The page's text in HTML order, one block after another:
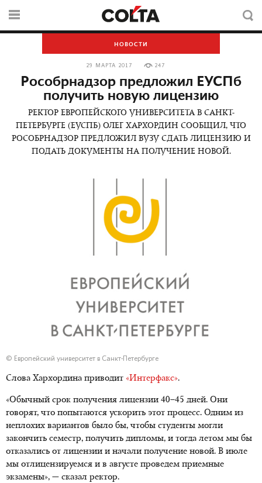
НОВОСТИ
29 МАРТА 2017 247
Рособрнадзор предложил ЕУСПб
получить новую лицензию
РЕКТОР ЕВРОПЕЙСКОГО УНИВЕРСИТЕТА В САНКТ-
ПЕТЕРБУРГЕ (ЕУСПБ) ОЛЕГ ХАРХОРДИН СООБЩИЛ, ЧТО
РОСОБРНАДЗОР ПРЕДЛОЖИЛ ВУЗУ СДАТЬ ЛИЦЕНЗИЮ И
ПОДАТЬ ДОКУМЕНТЫ НА ПОЛУЧЕНИЕ НОВОЙ.
© Европейский университет в Санкт-Петербурге
Слова Хархордина приводит «Интерфакс».
«Обычный срок получения лицензии 40–45 дней. Они
говорят, что попытаются ускорить этот процесс. Одним из
неплохих вариантов было бы, чтобы студенты могли
закончить семестр, получить дипломы, и тогда летом мы бы
отказались от лицензии и начали получение новой. В июле
мы отлицензируемся и в августе проведем приемные
экзамены», — сказал ректор.